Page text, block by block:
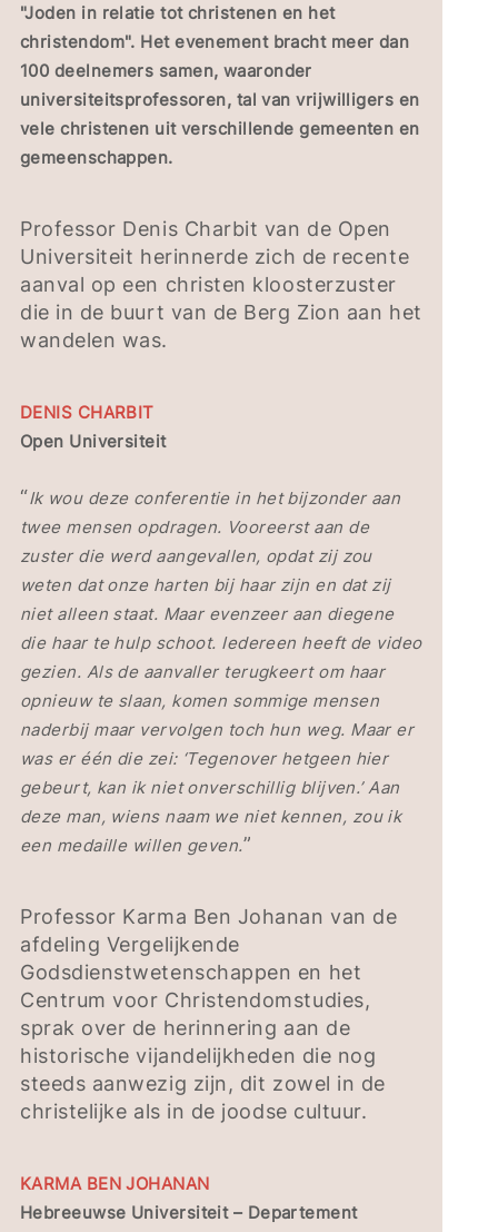
"Joden in relatie tot christenen en het
christendom". Het evenement bracht meer dan
100 deelnemers samen, waaronder
universiteitsprofessoren, tal van vrijwilligers en
vele christenen uit verschillende gemeenten en
gemeenschappen.
Professor Denis Charbit van de Open
Universiteit herinnerde zich de recente
aanval op een christen kloosterzuster
die in de buurt van de Berg Zion aan het
wandelen was.
DENIS CHARBIT
Open Universiteit
“Ik wou deze conferentie in het bijzonder aan
twee mensen opdragen. Vooreerst aan de
zuster die werd aangevallen, opdat zij zou
weten dat onze harten bij haar zijn en dat zij
niet alleen staat. Maar evenzeer aan diegene
die haar te hulp schoot. Iedereen heeft de video
gezien. Als de aanvaller terugkeert om haar
opnieuw te slaan, komen sommige mensen
naderbij maar vervolgen toch hun weg. Maar er
was er één die zei: ‘Tegenover hetgeen hier
gebeurt, kan ik niet onverschillig blijven.’ Aan
deze man, wiens naam we niet kennen, zou ik
een medaille willen geven.”
Professor Karma Ben Johanan van de
afdeling Vergelijkende
Godsdienstwetenschappen en het
Centrum voor Christendomstudies,
sprak over de herinnering aan de
historische vijandelijkheden die nog
steeds aanwezig zijn, dit zowel in de
christelijke als in de joodse cultuur.
KARMA BEN JOHANAN
Hebreeuwse Universiteit – Departement